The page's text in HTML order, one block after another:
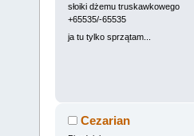
słoiki dżemu truskawkowego
+65535/-65535
ja tu tylko sprzątam...
Cezarian